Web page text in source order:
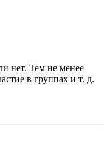
нет. Тем не менее
в группах и т. д.